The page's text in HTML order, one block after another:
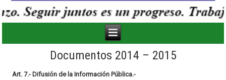
Documentos 2014 – 2015
Art. 7.- Difusión de la Información Pública.-